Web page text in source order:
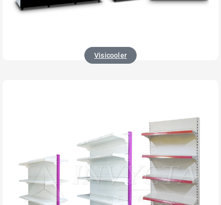
Visicooler